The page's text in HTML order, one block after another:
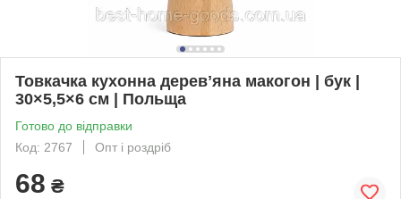
Товкачка кухонна деревʼяна макогон | бук |
30×5,5×6 см | Польща
Готово до відправки
Код: 2767
Опт і роздріб
68 ₴